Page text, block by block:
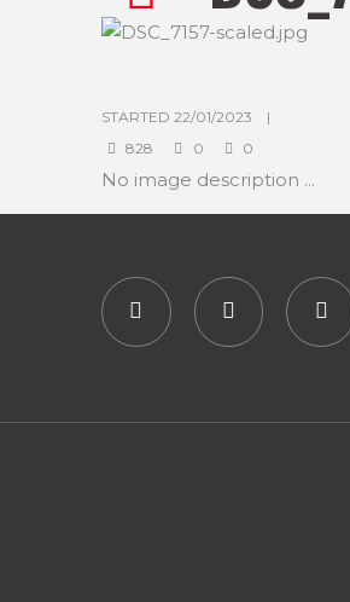
STARTED 22/01/2023
828
0 0
No image description ...